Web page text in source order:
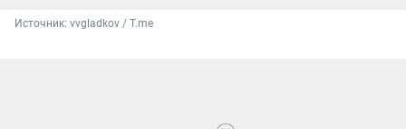
Источник: vvgladkov / T.me